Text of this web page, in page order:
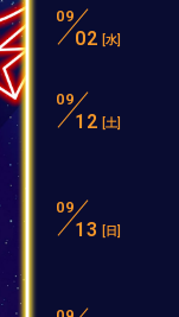
09
02 [水]
09
12 [土]
09
13 [日]